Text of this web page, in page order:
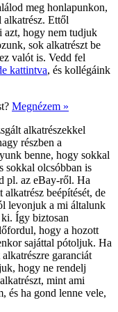
meg honlapunkon,
alkatrész. Ettől
azt, hogy nem tudjuk
sok alkatrészt be
valót is. Vedd fel
kattintva, és kollégáink
Megnézem »
alkatrészekkel
részben a
benne, hogy sokkal
sokkal olcsóbban is
pl. az eBay-ről. Ha
beépítését, de
levonjuk a mi általunk
ki. Így biztosan
hogy a hozott
sajáttal pótoljuk. Ha
garanciát
hogy ne rendelj
mint ami
és ha gond lenne vele,